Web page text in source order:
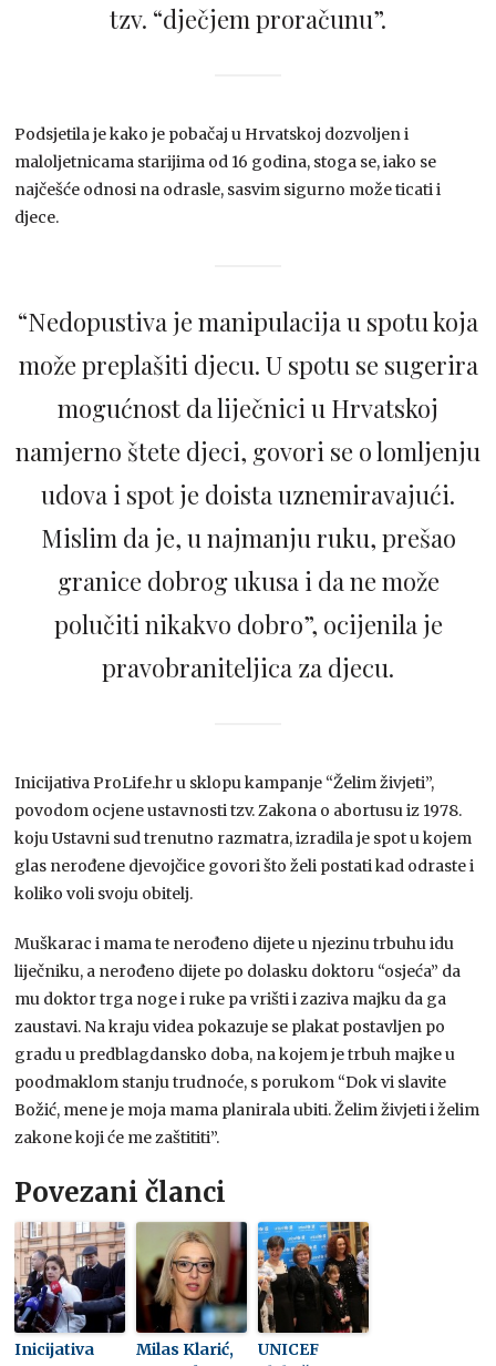
tzv. “dječjem proračunu”.
Podsjetila je kako je pobačaj u Hrvatskoj dozvoljen i
maloljetnicama starijima od 16 godina, stoga se, iako se
najčešće odnosi na odrasle, sasvim sigurno može ticati i
djece.
“Nedopustiva je manipulacija u spotu koja
može preplašiti djecu. U spotu se sugerira
mogućnost da liječnici u Hrvatskoj
namjerno štete djeci, govori se o lomljenju
udova i spot je doista uznemiravajući.
Mislim da je, u najmanju ruku, prešao
granice dobrog ukusa i da ne može
polučiti nikakvo dobro”, ocijenila je
pravobraniteljica za djecu.
Inicijativa ProLife.hr u sklopu kampanje “Želim živjeti”,
povodom ocjene ustavnosti tzv. Zakona o abortusu iz 1978.
koju Ustavni sud trenutno razmatra, izradila je spot u kojem
glas nerođene djevojčice govori što želi postati kad odraste i
koliko voli svoju obitelj.
Muškarac i mama te nerođeno dijete u njezinu trbuhu idu
liječniku, a nerođeno dijete po dolasku doktoru “osjeća” da
mu doktor trga noge i ruke pa vrišti i zaziva majku da ga
zaustavi. Na kraju videa pokazuje se plakat postavljen po
gradu u predblagdansko doba, na kojem je trbuh majke u
poodmaklom stanju trudnoće, s porukom “Dok vi slavite
Božić, mene je moja mama planirala ubiti. Želim živjeti i želim
zakone koji će me zaštititi”.
Povezani članci
Inicijativa
Milas Klarić,
UNICEF